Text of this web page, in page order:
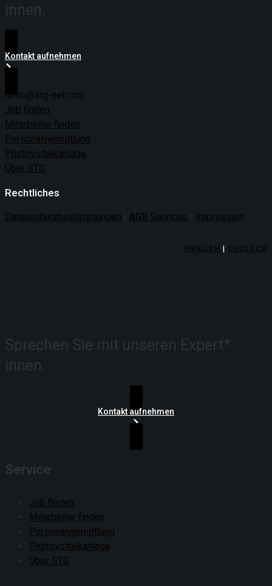
innen.
Kontakt aufnehmen
hello@stg-net.com
Job finden
Mitarbeiter finden
Personalvermittlung
Photovoltaikanlage
Über STG
Rechtliches
Datenschutzbestimmungen AGB Services Impressum
ENGLISH | DEUTSCH
Sprechen Sie mit unseren Expert*
innen.
Kontakt aufnehmen
Service
Job finden
Mitarbeiter finden
Personalvermittlung
Photovoltaikanlage
Über STG